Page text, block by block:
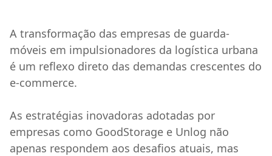
A transformação das empresas de guarda-
móveis em impulsionadores da logística urbana
é um reflexo direto das demandas crescentes do
e-commerce.
As estratégias inovadoras adotadas por
empresas como GoodStorage e Unlog não
apenas respondem aos desafios atuais, mas